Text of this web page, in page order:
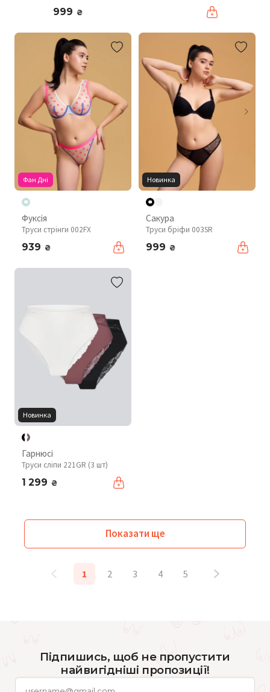
999 ₴
Фан Дні
Фуксія
Труси стрінги 002FX
939 ₴
Новинка
Сакура
Труси бріфи 003SR
999 ₴
Новинка
Гарнюсі
Труси сліпи 221GR (3 шт)
1 299 ₴
Показати ще
1 2 3 4 5
Підпишись, щоб не пропустити
найвигідніші пропозиції!